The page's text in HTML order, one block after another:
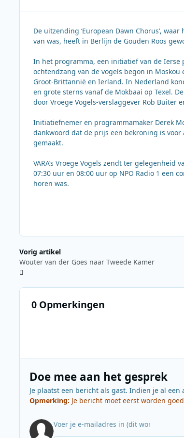
De uitzending ‘European Dawn Chorus’,
van was, heeft in Berlijn de Gouden Roos
In het programma, een initiatief van de Ierse
ochtendzang van de vogels begon in
Groot-Brittannië en Ierland. In Nederland
en grote sterns vanaf de Mokbaai op Texel.
door Vroege Vogels-verslaggever Rob Buiter
Initiatiefnemer en programmamaker Derek
dankwoord dat de prijs een bekroning is voor
gemaakt.
VARA’s Vroege Vogels zendt ter
07:30 uur en 08:00 uur op NPO Radio 1 een
horen was.
Vorig artikel
Wouter van der Goes naar Tweede Kamer
0 Opmerkingen
Doe mee aan het gesprek
Je plaatst een bericht als gast. Indien je al
Opmerking: Je bericht moet eerst worden